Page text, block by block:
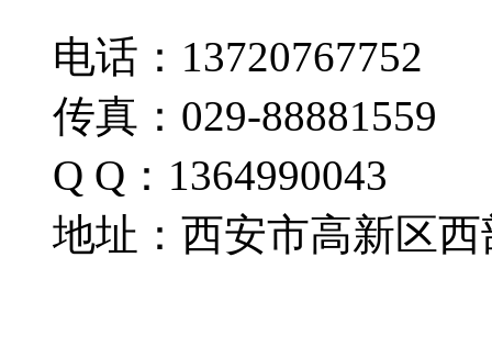
电话：13720767752
传真：029-88881559
Q Q：1364990043
地址：西安市高新区西